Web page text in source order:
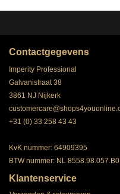
Contactgegevens
Imperity Professional
Galvanistraat 38
3861 NJ Nijkerk
+31 (0) 33 258 43 43
KvK nummer: 64909395
BTW nummer: NL
Klantenservice